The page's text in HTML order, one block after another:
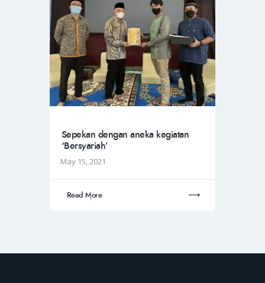
Sepekan dengan aneka kegiatan
‘Bersyariah’
May 15, 2021
Read More